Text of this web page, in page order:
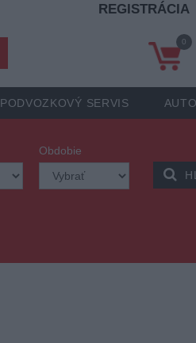
Obdobie
REGISTRÁCIA
0
PODVOZKOVÝ SERVIS